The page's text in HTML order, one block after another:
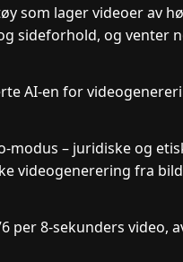
som lager videoer av
sideforhold, og venter
AI-en for
modus – juridiske og
videogenerering fra
per 8-sekunders